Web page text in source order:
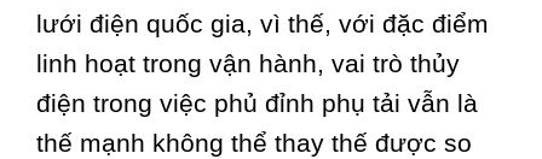
lưới điện quốc gia, vì thế, với đặc điểm
linh hoạt trong vận hành, vai trò thủy
điện trong việc phủ đỉnh phụ tải vẫn là
thế mạnh không thể thay thế được so